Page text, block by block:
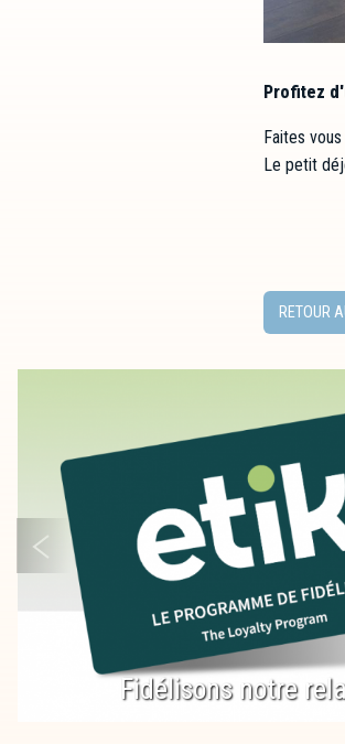
Profitez
Faites
Le petit
RETOUR
Fidélisons notre